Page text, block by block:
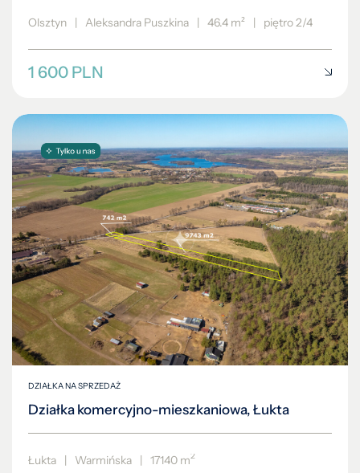
Olsztyn | Aleksandra Puszkina | 46.4 m² | piętro 2/4
1 600 PLN
DZIAŁKA NA SPRZEDAŻ
Działka komercyjno-mieszkaniowa, Łukta
Łukta | Warmińska | 17140 m2